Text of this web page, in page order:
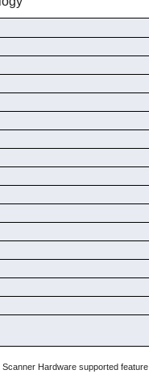
Scanner Hardware supported feature